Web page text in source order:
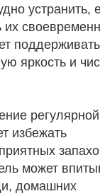
устранить,
их
поддерживать
яркость и
регулярной
избежать
может
домашних